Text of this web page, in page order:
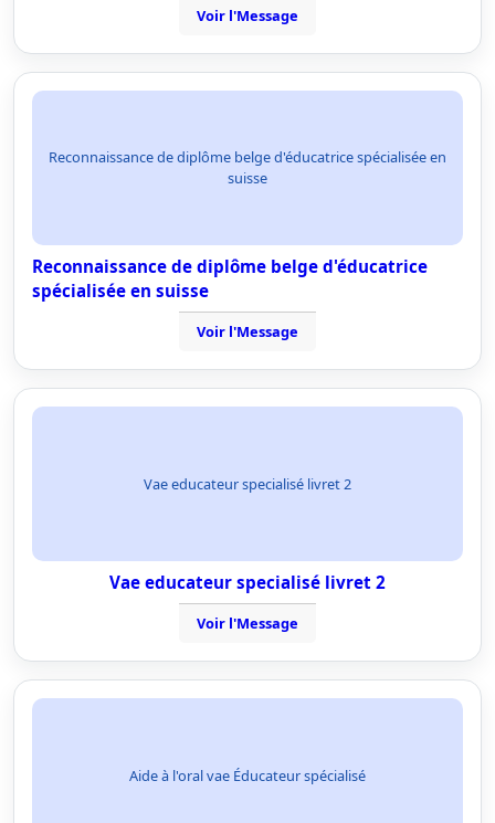
Voir l'Message
Reconnaissance de diplôme belge d'éducatrice spécialisée en
suisse
Reconnaissance de diplôme belge d'éducatrice
spécialisée en suisse
Voir l'Message
Vae educateur specialisé livret 2
Vae educateur specialisé livret 2
Voir l'Message
Aide à l'oral vae Éducateur spécialisé